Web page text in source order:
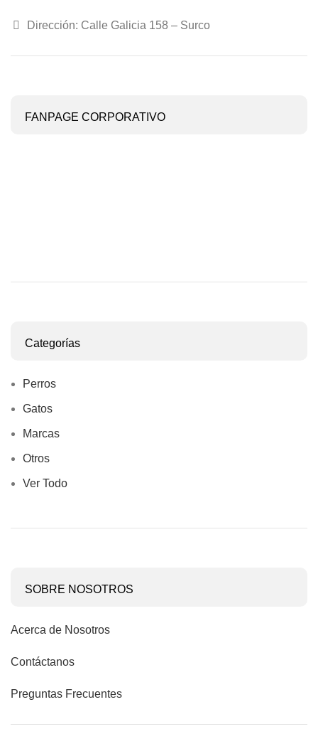
Dirección: Calle Galicia 158 – Surco
FANPAGE CORPORATIVO
Categorías
Perros
Gatos
Marcas
Otros
Ver Todo
SOBRE NOSOTROS
Acerca de Nosotros
Contáctanos
Preguntas Frecuentes